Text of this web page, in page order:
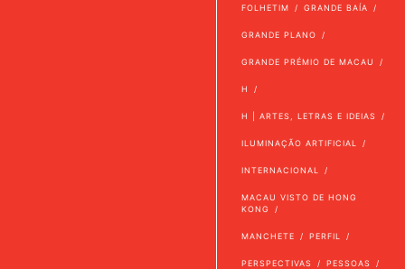
FOLHETIM GRANDE BAÍA
GRANDE PLANO
GRANDE PRÉMIO DE MACAU
H
H | ARTES, LETRAS E IDEIAS
ILUMINAÇÃO ARTIFICIAL
INTERNACIONAL
MACAU VISTO DE HONG
KONG
MANCHETE PERFIL
PERSPECTIVAS PESSOAS